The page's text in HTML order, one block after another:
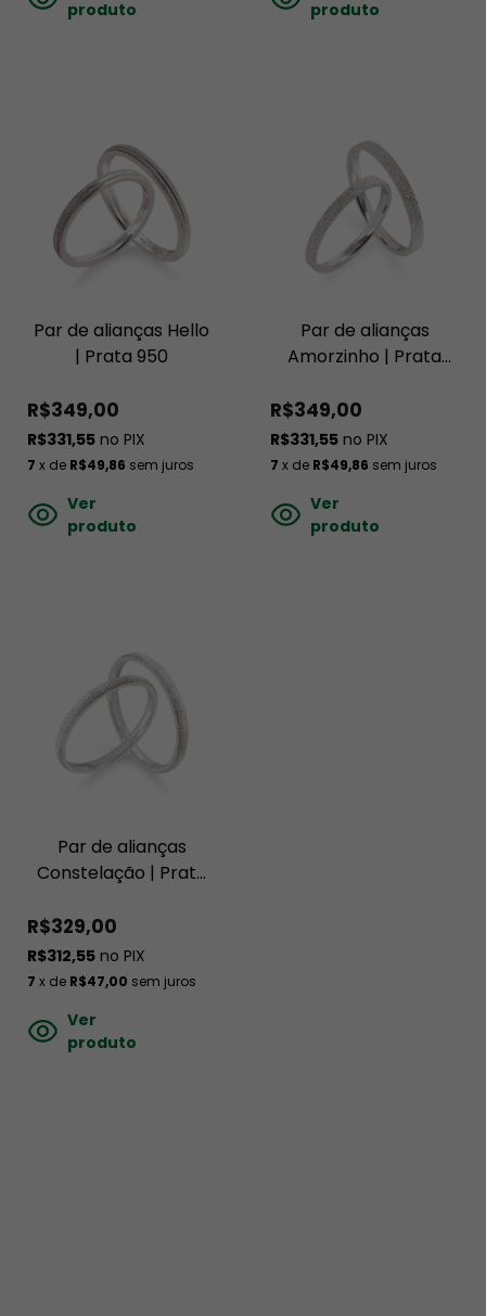
produto produto
Par de alianças Hello
| Prata 950
R$349,00
R$331,55 no PIX
7 x de R$49,86 sem juros
Ver
produto
Par de alianças
Amorzinho | Prata
R$349,00
R$331,55 no PIX
7 x de R$49,86 sem juros
Ver
produto
Par de alianças
Constelação | Prata
R$329,00
R$312,55 no PIX
7 x de R$47,00 sem juros
Ver
produto